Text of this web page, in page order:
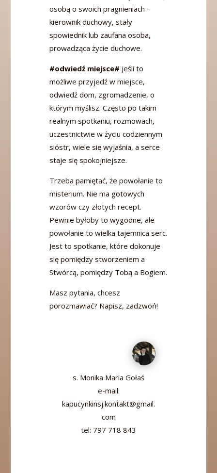
osobą o swoich pragnieniach –
kierownik duchowy, stały
spowiednik lub zaufana osoba,
prowadząca życie duchowe.
#odwiedź miejsce# jeśli to
możliwe przyjedź w miejsce,
odwiedź dom, zgromadzenie, o
którym myślisz. Często po takim
realnym spotkaniu, rozmowach,
uczestnictwie w życiu codziennym
sióstr, wiele się wyjaśnia, a serce
staje się spokojniejsze.
Trzeba pamiętać, że powołanie to
misterium. Nie ma gotowych
wzorów czy złotych recept.
Pewnie byłoby to wygodne, ale
powołanie to wielka tajemnica serc.
Jest to spotkanie, które dokonuje
się pomiędzy stworzeniem a
Stwórcą, pomiędzy Tobą a Bogiem.
Masz pytania, chcesz
porozmawiać? Napisz, zadzwoń!
s. Monika Maria Gołaś
e-mail:
kapucynkinsj.kontakt@gmail.
com
tel: 797 718 843